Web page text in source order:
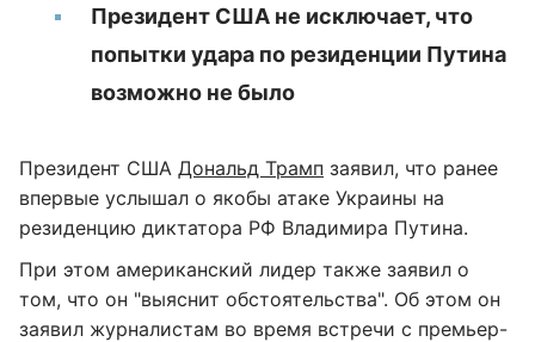
Президент США не исключает, что
попытки удара по резиденции Путина
возможно не было
Президент США Дональд Трамп заявил, что ранее
впервые услышал о якобы атаке Украины на
резиденцию диктатора РФ Владимира Путина.
При этом американский лидер также заявил о
том, что он "выяснит обстоятельства". Об этом он
заявил журналистам во время встречи с премьер-